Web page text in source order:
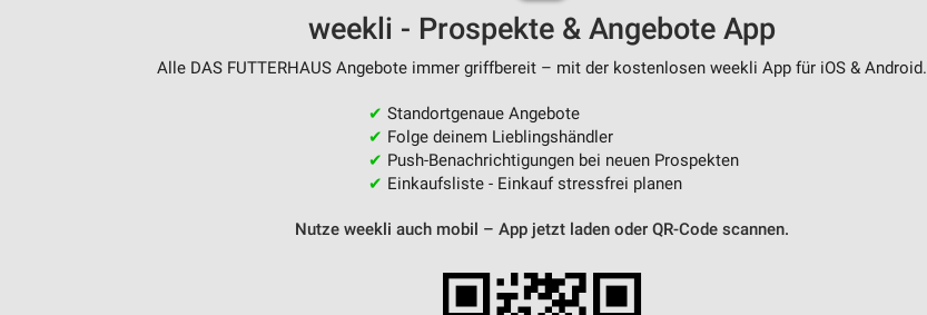
weekli - Prospekte & Angebote App
Alle DAS FUTTERHAUS Angebote immer griffbereit – mit der kostenlosen weekli App für iOS & Android.
✔ Standortgenaue Angebote
✔ Folge deinem Lieblingshändler
✔ Push-Benachrichtigungen bei neuen Prospekten
✔ Einkaufsliste - Einkauf stressfrei planen
Nutze weekli auch mobil – App jetzt laden oder QR-Code scannen.